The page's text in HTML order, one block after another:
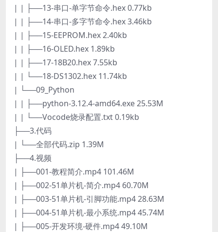
| | ├──13-串口-单字节命令.hex 0.77kb
| | ├──14-串口-多字节命令.hex 3.46kb
| | ├──15-EEPROM.hex 2.40kb
| | ├──16-OLED.hex 1.89kb
| | ├──17-18B20.hex 7.55kb
| | └──18-DS1302.hex 11.74kb
| └──09_Python
| | ├──python-3.12.4-amd64.exe 25.53M
| | └──Vocode烧录配置.txt 0.19kb
├──3.代码
| └──全部代码.zip 1.39M
├──4.视频
| ├──001-教程简介.mp4 101.46M
| ├──002-51单片机-简介.mp4 60.70M
| ├──003-51单片机-引脚功能.mp4 28.63M
| ├──004-51单片机-最小系统.mp4 45.74M
| ├──005-开发环境-硬件.mp4 49.10M